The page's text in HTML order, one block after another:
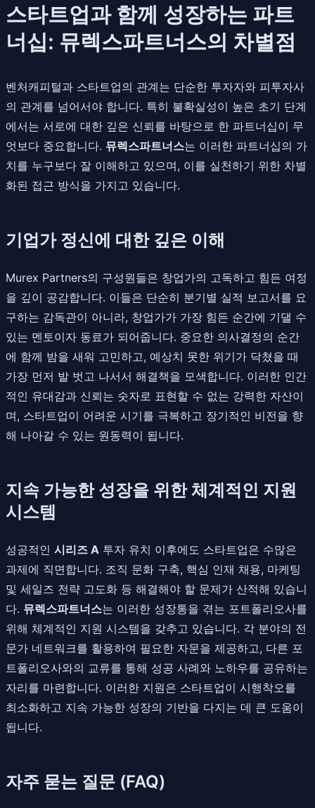
스타트업과 함께 성장하는 파트
너십: 뮤렉스파트너스의 차별점
벤처캐피털과 스타트업의 관계는 단순한 투자자와 피투자사
의 관계를 넘어서야 합니다. 특히 불확실성이 높은 초기 단계
에서는 서로에 대한 깊은 신뢰를 바탕으로 한 파트너십이 무
엇보다 중요합니다. 뮤렉스파트너스는 이러한 파트너십의 가
치를 누구보다 잘 이해하고 있으며, 이를 실천하기 위한 차별
화된 접근 방식을 가지고 있습니다.
기업가 정신에 대한 깊은 이해
Murex Partners의 구성원들은 창업가의 고독하고 힘든 여정
을 깊이 공감합니다. 이들은 단순히 분기별 실적 보고서를 요
구하는 감독관이 아니라, 창업가가 가장 힘든 순간에 기댈 수
있는 멘토이자 동료가 되어줍니다. 중요한 의사결정의 순간
에 함께 밤을 새워 고민하고, 예상치 못한 위기가 닥쳤을 때
가장 먼저 발 벗고 나서서 해결책을 모색합니다. 이러한 인간
적인 유대감과 신뢰는 숫자로 표현할 수 없는 강력한 자산이
며, 스타트업이 어려운 시기를 극복하고 장기적인 비전을 향
해 나아갈 수 있는 원동력이 됩니다.
지속 가능한 성장을 위한 체계적인 지원
시스템
성공적인 시리즈 A 투자 유치 이후에도 스타트업은 수많은
과제에 직면합니다. 조직 문화 구축, 핵심 인재 채용, 마케팅
및 세일즈 전략 고도화 등 해결해야 할 문제가 산적해 있습니
다. 뮤렉스파트너스는 이러한 성장통을 겪는 포트폴리오사를
위해 체계적인 지원 시스템을 갖추고 있습니다. 각 분야의 전
문가 네트워크를 활용하여 필요한 자문을 제공하고, 다른 포
트폴리오사와의 교류를 통해 성공 사례와 노하우를 공유하는
자리를 마련합니다. 이러한 지원은 스타트업이 시행착오를
최소화하고 지속 가능한 성장의 기반을 다지는 데 큰 도움이
됩니다.
자주 묻는 질문 (FAQ)